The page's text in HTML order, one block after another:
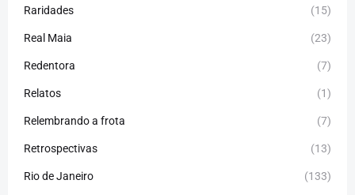
Raridades (15)
Real Maia (23)
Redentora (7)
Relatos (1)
Relembrando a frota (7)
Retrospectivas (13)
Rio de Janeiro (133)